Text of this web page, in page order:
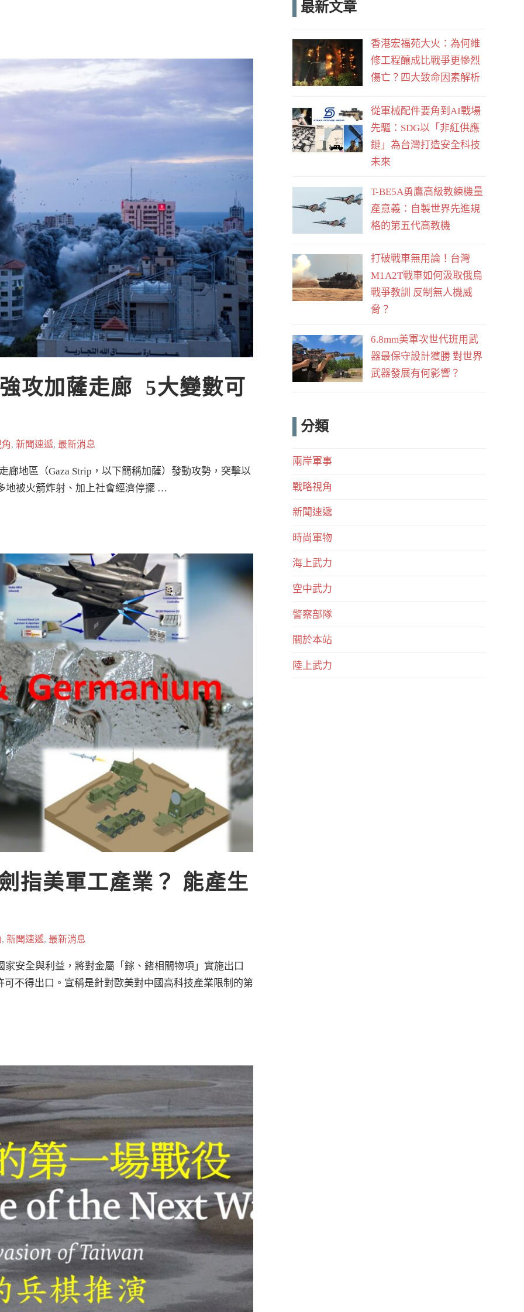
攻加薩走廊  5大變數可
, 新聞速遞, 最新消息
廊地區（Gaza Strip，以下簡稱加薩）發動攻勢，突擊以
地被火箭炸射、加上社會經濟停擺 …
指美軍工產業？ 能產生
, 新聞速遞, 最新消息
安全與利益，將對金屬「鎵、鍺相關物項」實施出口
不得出口。宣稱是針對歐美對中國高科技產業限制的第
e
o
o
k
d
最新文章
香港宏福苑大火：為何維
修工程釀成比戰爭更慘烈
傷亡？四大致命因素解析
從軍械配件要角到AI戰場
先驅：SDG以「非紅供應
鏈」為台灣打造安全科技
未來
T-BE5A勇鷹高級教練機量
產意義：自製世界先進規
格的第五代高教機
打破戰車無用論！台灣
M1A2T戰車如何汲取俄烏
戰爭教訓 反制無人機威
脅？
6.8mm美軍次世代班用武
器最保守設計獲勝 對世界
武器發展有何影響？
分類
兩岸軍事
戰略視角
新聞速遞
時尚軍物
海上武力
空中武力
警察部隊
關於本站
陸上武力